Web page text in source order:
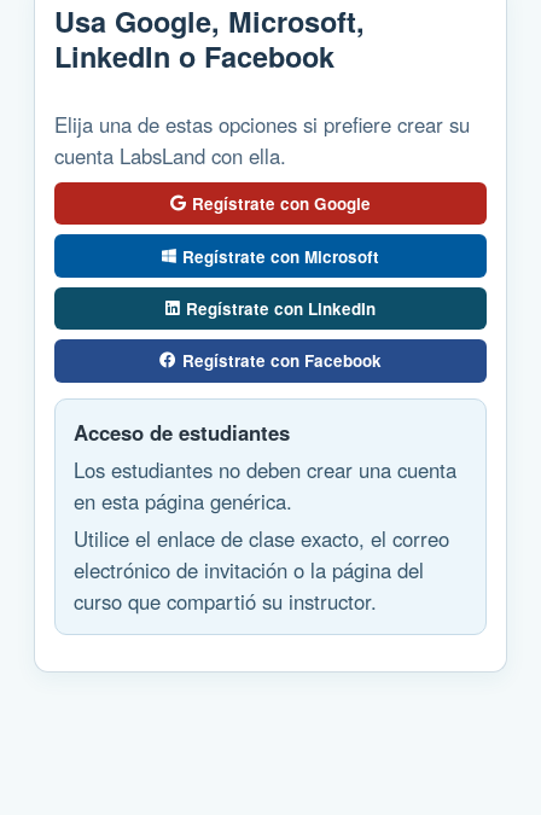
Usa Google, Microsoft,
LinkedIn o Facebook
Elija una de estas opciones si prefiere crear su
cuenta LabsLand con ella.
Regístrate con Google
Regístrate con Microsoft
Regístrate con LinkedIn
Regístrate con Facebook
Acceso de estudiantes
Los estudiantes no deben crear una cuenta
en esta página genérica.
Utilice el enlace de clase exacto, el correo
electrónico de invitación o la página del
curso que compartió su instructor.